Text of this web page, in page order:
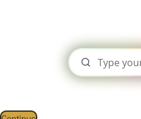
This Website Is
We use them to give you the
using our website, we’ll assume